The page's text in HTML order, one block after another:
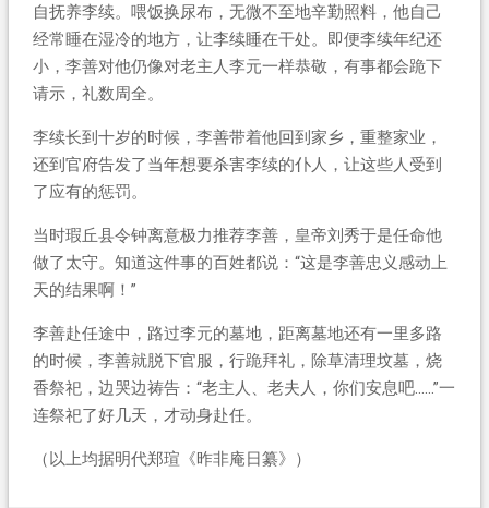
自抚养李续。喂饭换尿布，无微不至地辛勤照料，他自己
经常睡在湿冷的地方，让李续睡在干处。即便李续年纪还
小，李善对他仍像对老主人李元一样恭敬，有事都会跪下
请示，礼数周全。
李续长到十岁的时候，李善带着他回到家乡，重整家业，
还到官府告发了当年想要杀害李续的仆人，让这些人受到
了应有的惩罚。
当时瑕丘县令钟离意极力推荐李善，皇帝刘秀于是任命他
做了太守。知道这件事的百姓都说：“这是李善忠义感动上
天的结果啊！”
李善赴任途中，路过李元的墓地，距离墓地还有一里多路
的时候，李善就脱下官服，行跪拜礼，除草清理坟墓，烧
香祭祀，边哭边祷告：“老主人、老夫人，你们安息吧……”一
连祭祀了好几天，才动身赴任。
（以上均据明代郑瑄《昨非庵日纂》）